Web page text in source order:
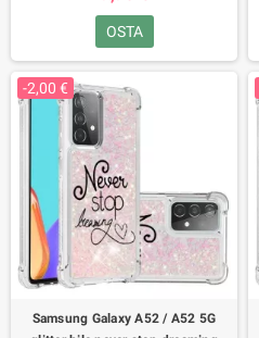
OSTA
-2,00 €
Samsung Galaxy A52 / A52 5G